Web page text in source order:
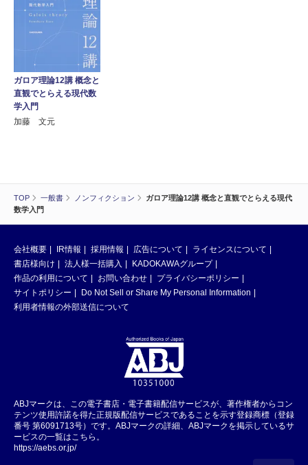
TOP 一般書 ノンフィクション
ガロア理論12講 概念と直観でとらえる現代
数学入門
ガロア理論12講 概念と
直観でとらえる現代数
学入門
加藤 文元
会社概要 IR情報 採用情報 広告について
ライセンスについて
書店様向け
法人様一括購入
KADOKAWAグループ
作品の利用について
お問い合わせ
プライバシーポリシー
サイトポリシー
Do Not Sell or Share My Personal Information
利用者情報の外部送信について
ABJマークは、この電子書店・電子書籍配信サービスが、著作権者からコン
テンツ使用許諾を得た正規版配信サービスであることを示す登録商標（登録
番号 第6091713号）です。ABJマークの詳細、ABJマークを掲示しているサ
ービスの一覧はこちら。
https://aebs.or.jp/